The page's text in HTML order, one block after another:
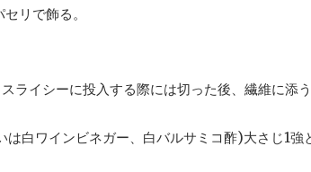
リで飾る。
ライシーに投入する際には切った後、繊維に添
白ワインビネガー、白バルサミコ酢)大さじ1強